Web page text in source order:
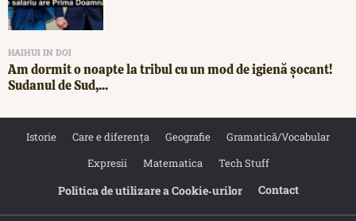
HAIHUI IN DOI
Am dormit o noapte la tribul cu un mod de igienă șocant!
Sudanul de Sud,...
Istorie Care e diferența Geografie
Gramatică/Vocabular
Expresii
Matematica Tech Stuff
Politica de utilizare a Cookie‐urilor Contact